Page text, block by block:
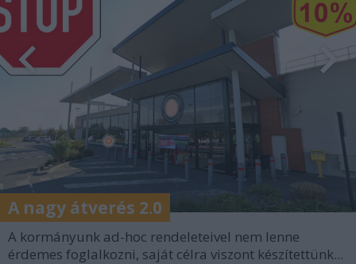
A nagy átverés 2.0
A kormányunk ad-hoc rendeleteivel nem lenne
érdemes foglalkozni, saját célra viszont készítettünk...